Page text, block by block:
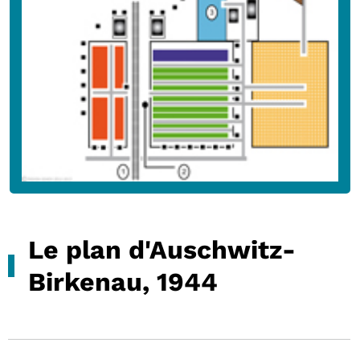
Le plan d'Auschwitz-
Birkenau, 1944